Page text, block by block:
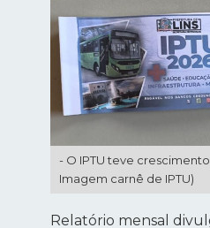
- O IPTU teve
Imagem carnê de IPTU)
Relatório mensal